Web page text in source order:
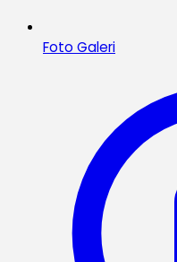
Foto Galeri